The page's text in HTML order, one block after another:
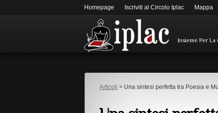
Homepage Iscriviti al Circolo Iplac Mappa
Insieme Per La
Articoli > Una sintesi perfetta tra Poesia e